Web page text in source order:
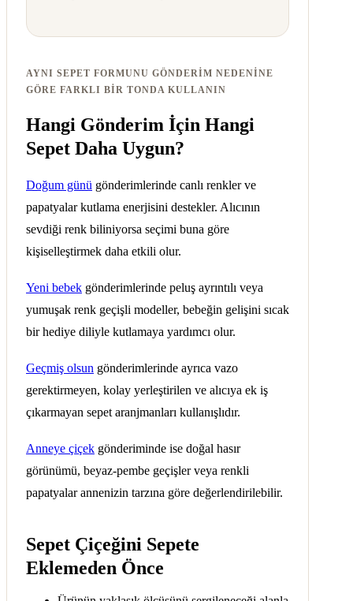
AYNI SEPET FORMUNU GÖNDERIM NEDENINE
GÖRE FARKLI BIR TONDA KULLANIN
Hangi Gönderim İçin Hangi
Sepet Daha Uygun?
Doğum günü gönderimlerinde canlı renkler ve
papatyalar kutlama enerjisini destekler. Alıcının
sevdiği renk biliniyorsa seçimi buna göre
kişiselleştirmek daha etkili olur.
Yeni bebek gönderimlerinde peluş ayrıntılı veya
yumuşak renk geçişli modeller, bebeğin gelişini sıcak
bir hediye diliyle kutlamaya yardımcı olur.
Geçmiş olsun gönderimlerinde ayrıca vazo
gerektirmeyen, kolay yerleştirilen ve alıcıya ek iş
çıkarmayan sepet aranjmanları kullanışlıdır.
Anneye çiçek gönderiminde ise doğal hasır
görünümü, beyaz-pembe geçişler veya renkli
papatyalar annenizin tarzına göre değerlendirilebilir.
Sepet Çiçeğini Sepete
Eklemeden Önce